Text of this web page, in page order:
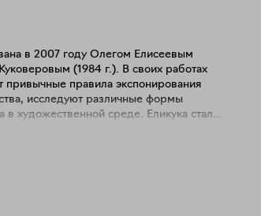
в 2007 году Олегом Елисеевым
(1984 г.). В своих работах
привычные правила экспонирования
исследуют различные формы
в художественной среде. Еликука стали
миропорядка", "Пропаганда